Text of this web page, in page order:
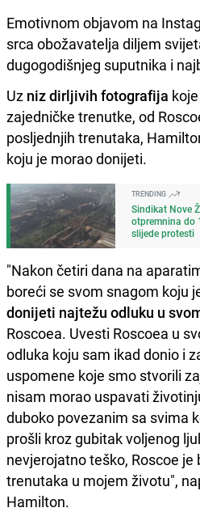
Emotivnom objavom na
srca obožavatelja diljem
dugogodišnjeg suputnika i
Uz niz dirljivih fotografija
zajedničke trenutke, od
posljednjih trenutaka,
koju je morao donijeti.
TRENDING
Sindikat Nove
otpremnina do
slijede protesti
"Nakon četiri dana na
boreći se svom snagom koju
donijeti najtežu odluku u
Roscoea. Uvesti Roscoea u
odluka koju sam ikad donio i
uspomene koje smo stvorili
nisam morao uspavati
duboko povezanim sa svima
prošli kroz gubitak voljenog
nevjerojatno teško, Roscoe je
trenutaka u mojem životu",
Hamilton.